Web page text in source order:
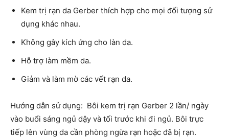
Kem trị rạn da Gerber thích hợp cho mọi đối tượng sử
dụng khác nhau.
Không gây kích ứng cho làn da.
Hỗ trợ làm mềm da.
Giảm và làm mờ các vết rạn da.
Hướng dẫn sử dụng: Bôi kem trị rạn Gerber 2 lần/ ngày
vào buổi sáng ngủ dậy và tối trước khi đi ngủ. Bôi trực
tiếp lên vùng da cần phòng ngừa rạn hoặc đã bị rạn.